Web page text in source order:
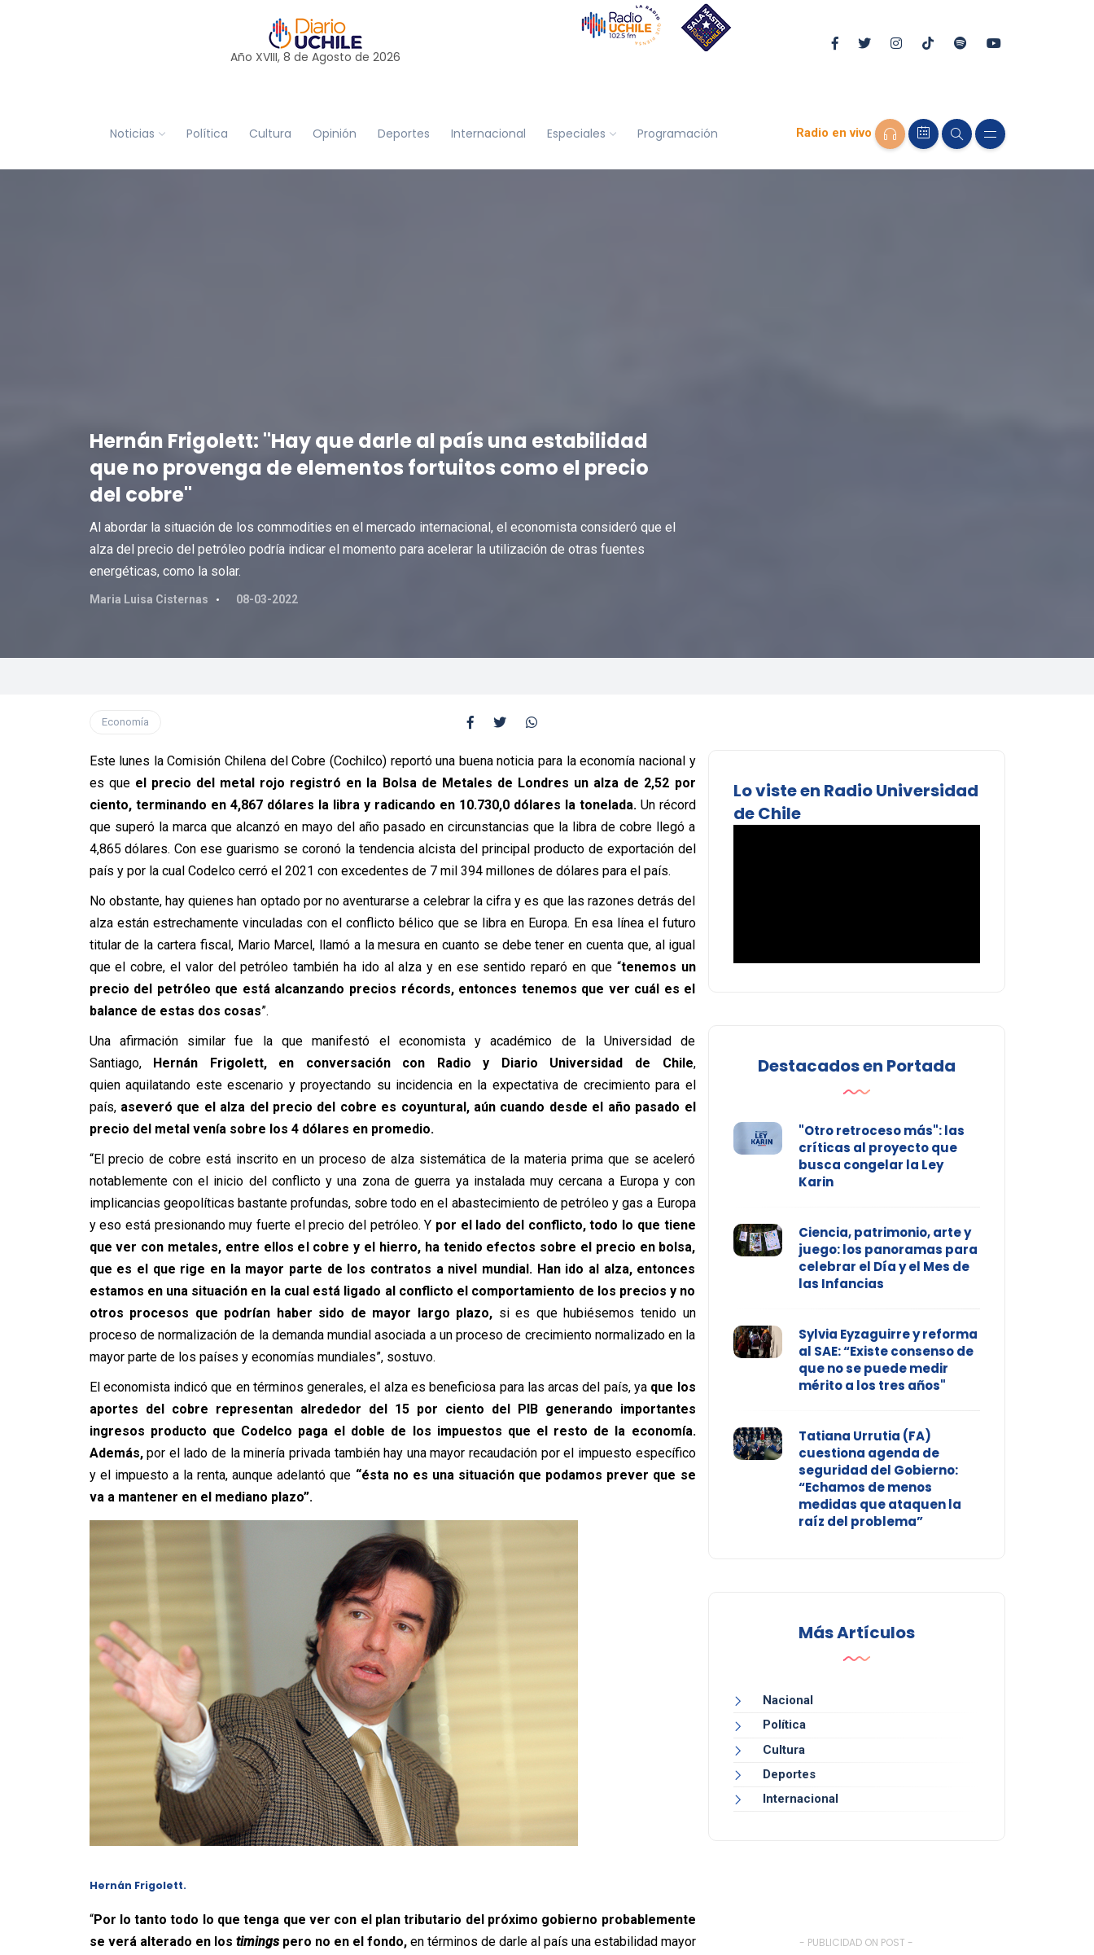
Año XVIII, 8 de Agosto de 2026
Noticias Política Cultura Opinión Deportes Internacional Especiales Programación Radio en vivo
Hernán Frigolett: "Hay que darle al país una estabilidad
que no provenga de elementos fortuitos como el precio
del cobre"
Al abordar la situación de los commodities en el mercado internacional, el economista consideró que el
alza del precio del petróleo podría indicar el momento para acelerar la utilización de otras fuentes
energéticas, como la solar.
Maria Luisa Cisternas 08-03-2022
Economía
Este lunes la Comisión Chilena del Cobre (Cochilco) reportó una buena noticia para la economía nacional y
es queel precio del metal rojo registró en la Bolsa de Metales de Londres un alza de 2,52 por
ciento, terminando en 4,867 dólares la libra y radicando en 10.730,0 dólares la tonelada.Un récord
que superó la marca que alcanzó en mayo del año pasado en circunstancias que la libra de cobre llegó a
4,865 dólares. Con ese guarismo se coronó la tendencia alcista del principal producto de exportación del
país y por la cual Codelco cerró el 2021 con excedentes de 7 mil 394 millones de dólares para el país.
No obstante, hay quienes han optado por no aventurarse a celebrar la cifra y es que las razones detrás del
alza están estrechamente vinculadas con el conflicto bélico que se libra en Europa. En esa línea el futuro
titular de la cartera fiscal, Mario Marcel, llamó a la mesura en cuanto se debe tener en cuenta que, al igual
que el cobre, el valor del petróleo también ha ido al alza y en ese sentido reparó en que “tenemos un
precio del petróleo que está alcanzando precios récords, entonces tenemos que ver cuál es el
balance de estas dos cosas”.
Una afirmación similar fue la que manifestó el economista y académico de la Universidad de
Santiago,Hernán Frigolett, en conversación con Radio y Diario Universidad de Chile,
quien aquilatando este escenario y proyectando su incidencia en la expectativa de crecimiento para el
país, aseveró que el alza del precio del cobre es coyuntural, aún cuando desde el año pasado el
precio del metal venía sobre los 4 dólares en promedio.
“El precio de cobre está inscrito en un proceso de alza sistemática de la materia prima que se aceleró
notablemente con el inicio del conflicto y una zona de guerra ya instalada muy cercana a Europa y con
implicancias geopolíticas bastante profundas, sobre todo en el abastecimiento de petróleo y gas a Europa
y eso está presionando muy fuerte el precio del petróleo. Y por el lado del conflicto, todo lo que tiene
que ver con metales, entre ellos el cobre y el hierro, ha tenido efectos sobre el precio en bolsa,
que es el que rige en la mayor parte de los contratos a nivel mundial. Han ido al alza, entonces
estamos en una situación en la cual está ligado al conflicto el comportamiento de los precios y no
otros procesos que podrían haber sido de mayor largo plazo, si es que hubiésemos tenido un
proceso de normalización de la demanda mundial asociada a un proceso de crecimiento normalizado en la
mayor parte de los países y economías mundiales”, sostuvo.
El economista indicó que en términos generales, el alza es beneficiosa para las arcas del país, yaque los
aportes del cobre representan alrededor del 15 por ciento del PIB generando importantes
ingresos producto que Codelco paga el doble de los impuestos que el resto de la economía.
Además,por el lado de la minería privada también hay una mayor recaudación por el impuesto específico
y el impuesto a la renta, aunque adelantó que “ésta no es una situación que podamos prever que se
va a mantener en el mediano plazo”.
Hernán Frigolett.
“Por lo tanto todo lo que tenga que ver con el plan tributario del próximo gobierno probablemente
se verá alterado en los timingspero no en el fondo,en términos de darle al país una estabilidad mayor
Lo viste en Radio Universidad
de Chile
Destacados en Portada
"Otro retroceso más": las
críticas al proyecto que
busca congelar la Ley
Karin
Ciencia, patrimonio, arte y
juego: los panoramas para
celebrar el Día y el Mes de
las Infancias
Sylvia Eyzaguirre y reforma
al SAE: “Existe consenso de
que no se puede medir
mérito a los tres años"
Tatiana Urrutia (FA)
cuestiona agenda de
seguridad del Gobierno:
“Echamos de menos
medidas que ataquen la
raíz del problema”
Más Artículos
Nacional
Política
Cultura
Deportes
Internacional
- PUBLICIDAD ON POST -